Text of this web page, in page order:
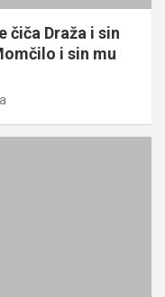
čiča Draža i sin
i sin mu